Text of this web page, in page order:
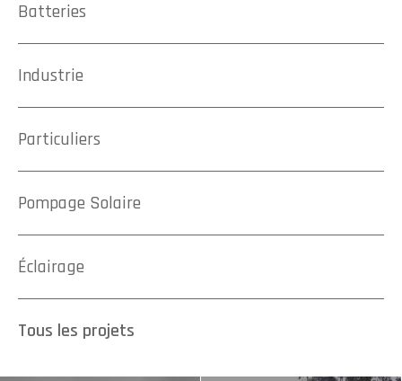
Tous les projets
Batteries
Industrie
Particuliers
Pompage Solaire
Éclairage